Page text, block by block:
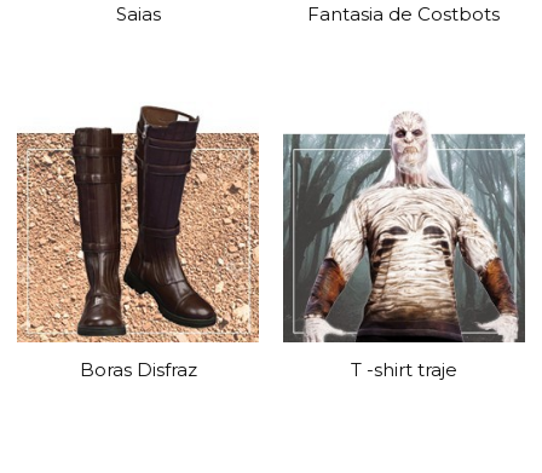
Saias Fantasia de Costbots
Boras Disfraz T -shirt traje